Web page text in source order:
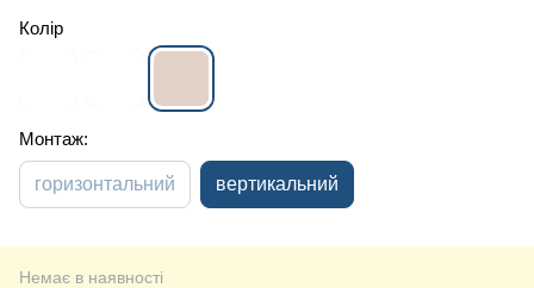
Колір
Монтаж:
горизонтальний вертикальний
Немає в наявності